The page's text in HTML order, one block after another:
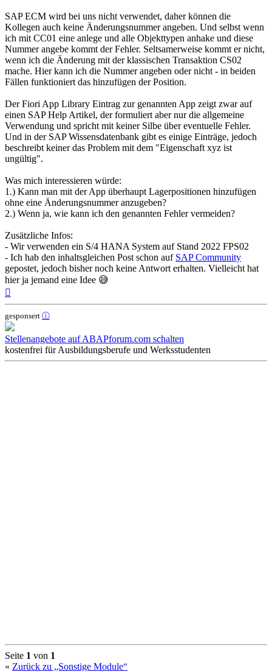
SAP ECM wird bei uns nicht verwendet, daher können die
Kollegen auch keine Änderungsnummer angeben. Und selbst wenn
ich mit CC01 eine anlege und alle Objekttypen anhake und diese
Nummer angebe kommt der Fehler. Seltsamerweise kommt er nicht,
wenn ich die Änderung mit der klassischen Transaktion CS02
mache. Hier kann ich die Nummer angeben oder nicht - in beiden
Fällen funktioniert das hinzufügen der Position.
Der Fiori App Library Eintrag zur genannten App zeigt zwar auf
einen SAP Help Artikel, der formuliert aber nur die allgemeine
Verwendung und spricht mit keiner Silbe über eventuelle Fehler.
Und in der SAP Wissensdatenbank gibt es einige Einträge, jedoch
beschreibt keiner das Problem mit dem "Eigenschaft xyz ist
ungültig".
Was mich interessieren würde:
1.) Kann man mit der App überhaupt Lagerpositionen hinzufügen
ohne eine Änderungsnummer anzugeben?
2.) Wenn ja, wie kann ich den genannten Fehler vermeiden?
Zusätzliche Infos:
- Wir verwenden ein S/4 HANA System auf Stand 2022 FPS02
- Ich hab den inhaltsgleichen Post schon auf SAP Community
gepostet, jedoch bisher noch keine Antwort erhalten. Vielleicht hat
hier ja jemand eine Idee 😅
gesponsert ⓘ
Stellenangebote auf ABAPforum.com schalten
kostenfrei für Ausbildungsberufe und Werksstudenten
Seite 1 von 1
« Zurück zu „Sonstige Module“